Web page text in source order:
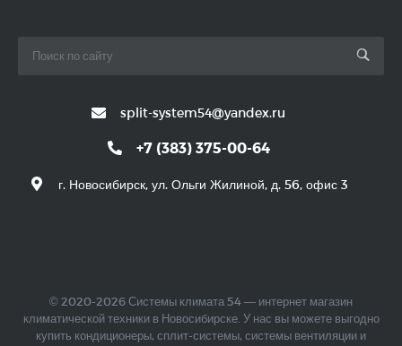
split-system54@yandex.ru
+7 (383) 375-00-64
г. Новосибирск, ул. Ольги Жилиной, д. 56, офис 3
© 2020-2026 Системы климата 54 — интернет магазин
климатической техники в Новосибирске. У нас вы можете выгодно
купить кондиционеры, сплит-системы, системы вентиляции и